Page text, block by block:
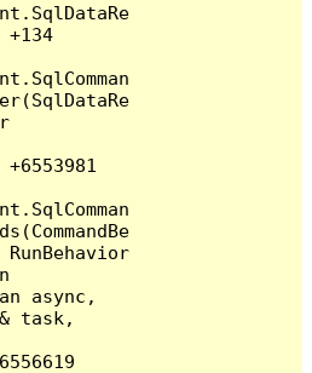
async,
task,